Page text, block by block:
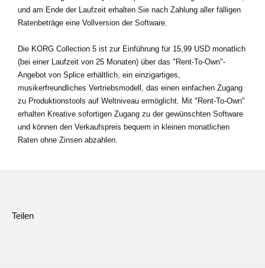
und am Ende der Laufzeit erhalten Sie nach Zahlung aller fälligen
Ratenbeträge eine Vollversion der Software.
Die KORG Collection 5 ist zur Einführung für 15,99 USD monatlich
(bei einer Laufzeit von 25 Monaten) über das "Rent-To-Own"-
Angebot von Splice erhältlich, ein einzigartiges,
musikerfreundliches Vertriebsmodell, das einen einfachen Zugang
zu Produktionstools auf Weltniveau ermöglicht. Mit "Rent-To-Own"
erhalten Kreative sofortigen Zugang zu der gewünschten Software
und können den Verkaufspreis bequem in kleinen monatlichen
Raten ohne Zinsen abzahlen.
Teilen